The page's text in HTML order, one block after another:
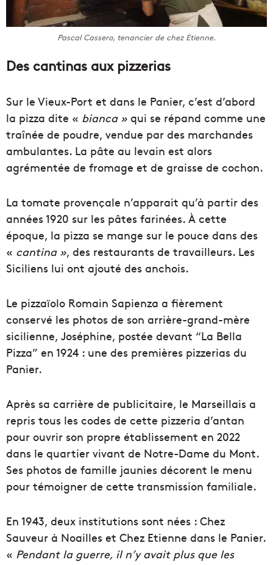
Pascal Cassero, tenancier de chez Etienne.
Des cantinas aux pizzerias
Sur le Vieux-Port et dans le Panier, c’est d’abord
la pizza dite « bianca » qui se répand comme une
traînée de poudre, vendue par des marchandes
ambulantes. La pâte au levain est alors
agrémentée de fromage et de graisse de cochon.
La tomate provençale n’apparait qu’à partir des
années 1920 sur les pâtes farinées. À cette
époque, la pizza se mange sur le pouce dans des
« cantina », des restaurants de travailleurs. Les
Siciliens lui ont ajouté des anchois.
Le pizzaïolo Romain Sapienza a fièrement
conservé les photos de son arrière-grand-mère
sicilienne, Joséphine, postée devant “La Bella
Pizza” en 1924 : une des premières pizzerias du
Panier.
Après sa carrière de publicitaire, le Marseillais a
repris tous les codes de cette pizzeria d’antan
pour ouvrir son propre établissement en 2022
dans le quartier vivant de Notre-Dame du Mont.
Ses photos de famille jaunies décorent le menu
pour témoigner de cette transmission familiale.
En 1943, deux institutions sont nées : Chez
Sauveur à Noailles et Chez Etienne dans le Panier.
« Pendant la guerre, il n’y avait plus que les